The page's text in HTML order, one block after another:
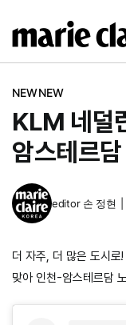
텐
NEWNEW
KLM 네덜
암스테르
editor 손 정현
더 자주, 더 많은 도시로!
맞아 인천-암스테르담